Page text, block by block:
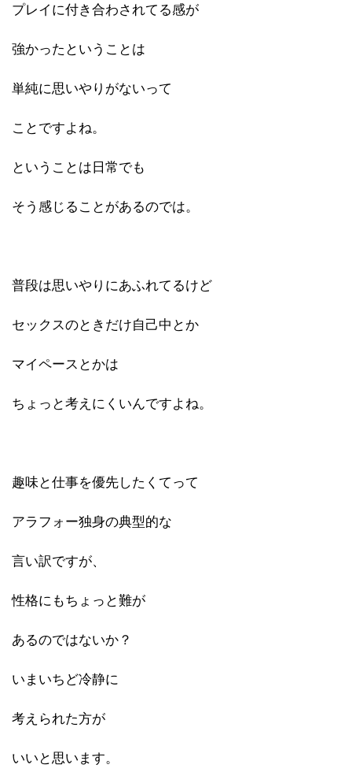
プレイに付き合わされてる感が
強かったということは
単純に思いやりがないって
ことですよね。
ということは日常でも
そう感じることがあるのでは。
普段は思いやりにあふれてるけど
セックスのときだけ自己中とか
マイペースとかは
ちょっと考えにくいんですよね。
趣味と仕事を優先したくてって
アラフォー独身の典型的な
言い訳ですが、
性格にもちょっと難が
あるのではないか？
いまいちど冷静に
考えられた方が
いいと思います。